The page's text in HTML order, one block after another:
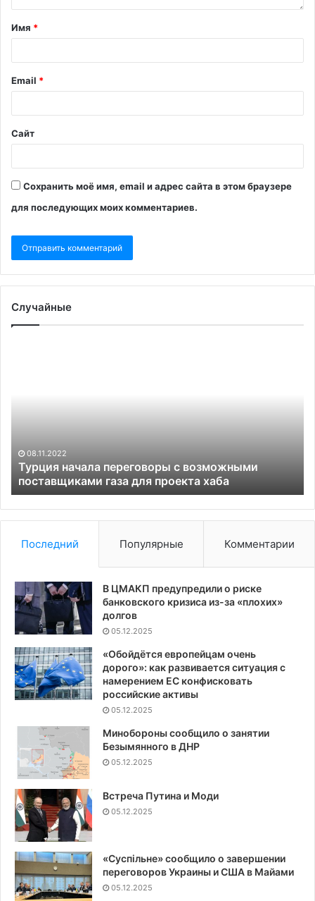
Имя *
Email *
Сайт
Сохранить моё имя, email и адрес сайта в этом браузере
для последующих моих комментариев.
Случайные
для
проекта
хаба
08.11.2022
Турция начала переговоры с возможными
поставщиками газа для проекта хаба
Последний Популярные Комментарии
В ЦМАКП предупредили о риске
банковского кризиса из-за «плохих»
долгов
05.12.2025
«Обойдётся европейцам очень
дорого»: как развивается ситуация с
намерением ЕС конфисковать
российские активы
05.12.2025
Минобороны сообщило о занятии
Безымянного в ДНР
05.12.2025
Встреча Путина и Моди
05.12.2025
«Суспiльне» сообщило о завершении
переговоров Украины и США в Майами
05.12.2025